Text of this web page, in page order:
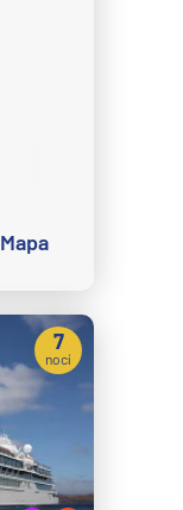
Mapa
7
nocí